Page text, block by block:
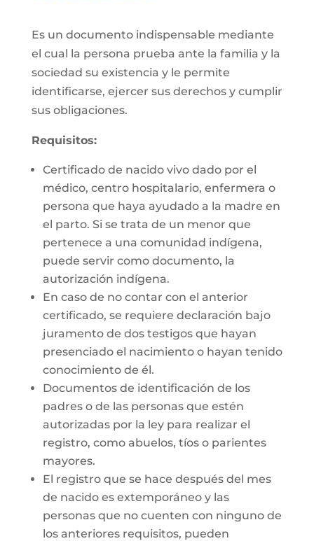
Es un documento indispensable mediante
el cual la persona prueba ante la familia y la
sociedad su existencia y le permite
identificarse, ejercer sus derechos y cumplir
sus obligaciones.
Requisitos:
Certificado de nacido vivo dado por el
médico, centro hospitalario, enfermera o
persona que haya ayudado a la madre en
el parto. Si se trata de un menor que
pertenece a una comunidad indígena,
puede servir como documento, la
autorización indígena.
En caso de no contar con el anterior
certificado, se requiere declaración bajo
juramento de dos testigos que hayan
presenciado el nacimiento o hayan tenido
conocimiento de él.
Documentos de identificación de los
padres o de las personas que estén
autorizadas por la ley para realizar el
registro, como abuelos, tíos o parientes
mayores.
El registro que se hace después del mes
de nacido es extemporáneo y las
personas que no cuenten con ninguno de
los anteriores requisitos, pueden